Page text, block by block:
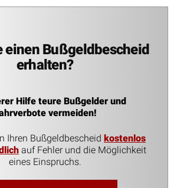
einen Bußgeldbescheid
erhalten?
Hilfe teure Bußgelder und
vermeiden!
Ihren Bußgeldbescheid kostenlos
auf Fehler und die Möglichkeit
eines Einspruchs.